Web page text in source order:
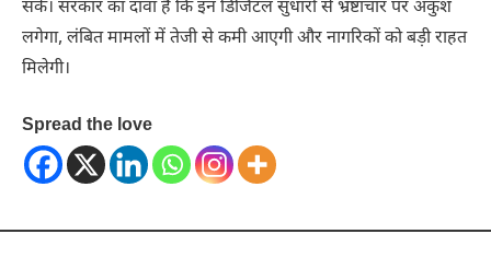
सके। सरकार का दावा है कि इन डिजिटल सुधारों से भ्रष्टाचार पर अंकुश
लगेगा, लंबित मामलों में तेजी से कमी आएगी और नागरिकों को बड़ी राहत
मिलेगी।
Spread the love